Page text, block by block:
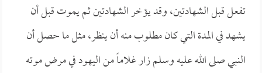
تفعل قبل الشهادتين، وقد يؤخر الشهادتين ثم يموت قبل أن
يشهد في المدة التي كان مطلوب منه أن ينظر، مثل ما حصل أن
النبي صلى الله عليه وسلم زار غلاماً من اليهود في مرض موته